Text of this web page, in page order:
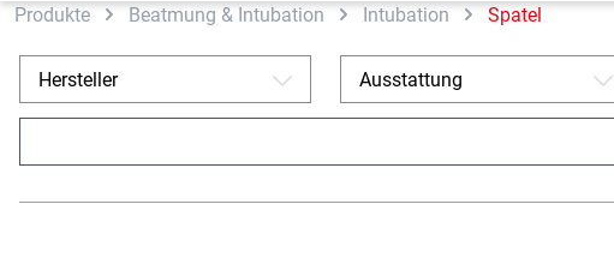
Hauptinhalt springen
Zur Suche springen
Zur Hauptnavigation springen
Produkte Beatmung & Intubation Intubation Spatel
Hersteller A Ausstattung A